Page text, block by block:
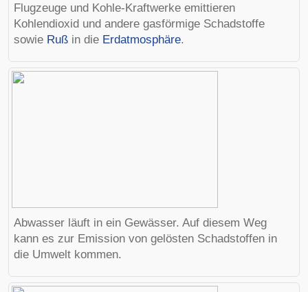
Flugzeuge und Kohle-Kraftwerke emittieren
Kohlendioxid und andere gasförmige Schadstoffe
sowie Ruß in die Erdatmosphäre.
Abwasser läuft in ein Gewässer. Auf diesem Weg
kann es zur Emission von gelösten Schadstoffen in
die Umwelt kommen.